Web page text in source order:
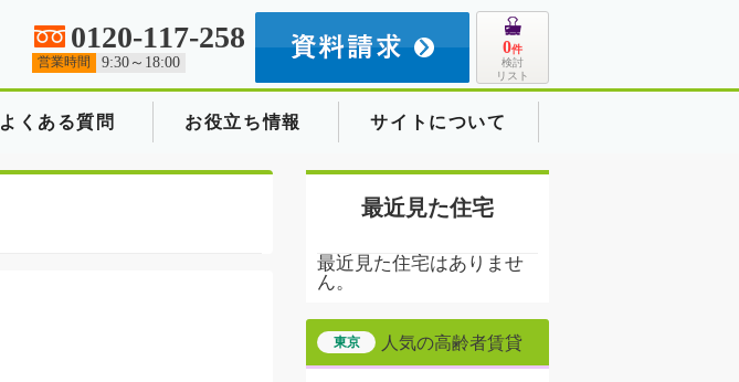
0120-117-258
営業時間 9:30～18:00
0件
検討
リスト
よくある質問 お役立ち情報 サイトについて
最近見た住宅
最近見た住宅はありませ
ん。
東京 人気の高齢者賃貸